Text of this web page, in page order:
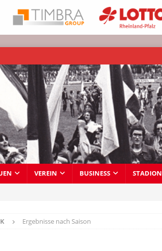
VEREIN BUSINESS STADION
Ergebnisse nach Saison